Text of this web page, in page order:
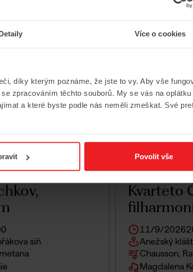
Více o cookies
díky kterým poznáme, že jste to vy. Aby vše
zpracováním těchto souborů. My se vás na oplátku
a které byste podle nás neměli zmeškat. Své
Povolit vše
síň
Kvarteto
11/9/2026
Anežský
Chausson,
Magdalena